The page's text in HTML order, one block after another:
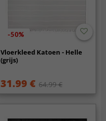
-50%
Vloerkleed Katoen - Helle
(grijs)
31.99 € 64.99 €